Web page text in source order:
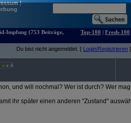
|
Impfung (753 Beiträge,
Top-100 | Fresh-100
Du bist nicht angemeldet. [ Login/Registrieren ]
x 4
und will nochmal? Wer ist durch? Wer
ihr später einen anderen "Zustand"